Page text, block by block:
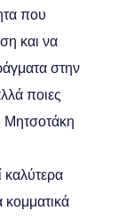
που
και να
στην
ποιες
Μητσοτάκη
καλύτερα
κομματικά